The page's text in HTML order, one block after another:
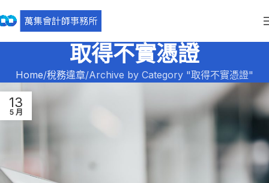
取得不實憑證
Home 稅務違章 Archive by Category "取得不實憑證"
13
5 月